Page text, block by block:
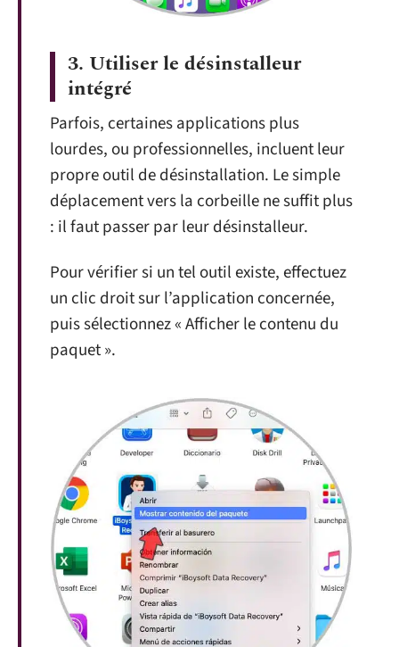
3. Utiliser le désinstalleur
intégré
Parfois, certaines applications plus
lourdes, ou professionnelles, incluent leur
propre outil de désinstallation. Le simple
déplacement vers la corbeille ne suffit plus
: il faut passer par leur désinstalleur.
Pour vérifier si un tel outil existe, effectuez
un clic droit sur l’application concernée,
puis sélectionnez « Afficher le contenu du
paquet ».